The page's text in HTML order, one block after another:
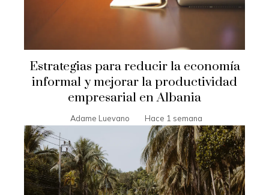
Estrategias para reducir la economía
informal y mejorar la productividad
empresarial en Albania
Adame Luevano Hace 1 semana